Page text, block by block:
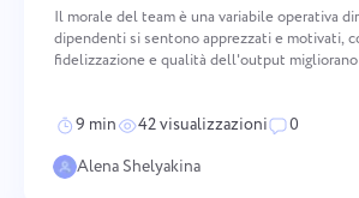
Français
עברית
हिन्दी
Il morale del team è una variabile operativa
dipendenti si sentono apprezzati e motivati,
fidelizzazione e qualità dell'output
9 min 42 visualizzazioni
0
Alena Shelyakina
Rapporti